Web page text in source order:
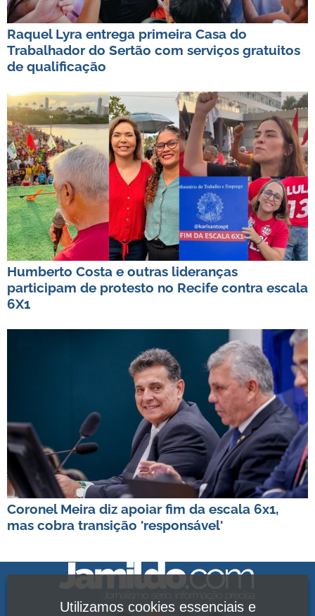
Raquel Lyra entrega primeira Casa do
Trabalhador do Sertão com serviços gratuitos
de qualificação
Humberto Costa e outras lideranças
participam de protesto no Recife contra escala
6X1
Coronel Meira diz apoiar fim da escala 6x1,
mas cobra transição 'responsável'
Utilizamos cookies essenciais e